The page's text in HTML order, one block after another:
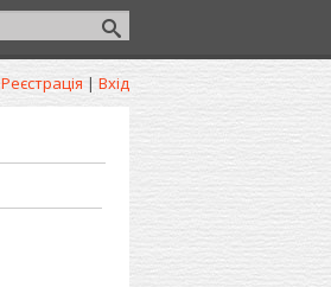
Реєстрація | Вхід